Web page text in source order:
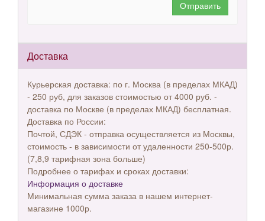
Отправить
Доставка
Курьерская доставка: по г. Москва (в пределах МКАД)
- 250 руб, для заказов стоимостью от 4000 руб. -
доставка по Москве (в пределах МКАД) бесплатная.
Доставка по России:
Почтой, СДЭК - отправка осуществляется из Москвы,
стоимость - в зависимости от удаленности 250-500р.
(7,8,9 тарифная зона больше)
Подробнее о тарифах и сроках доставки:
Информация о доставке
Минимальная сумма заказа в нашем интернет-
магазине 1000р.